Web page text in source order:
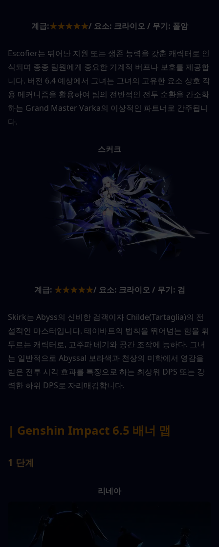
계급:★★★★★/ 요소: 크라이오 / 무기: 폴암
Escofier는 뛰어난 지원 또는 생존 능력을 갖춘 캐릭터로 인
식되며 종종 팀원에게 중요한 기계적 버프나 보호를 제공합
니다. 버전 6.4 예상에서 그녀는 그녀의 고유한 요소 상호 작
용 메커니즘을 활용하여 팀의 전반적인 전투 순환을 간소화
하는 Grand Master Varka의 이상적인 파트너로 간주됩니
다.
스커크
계급: ★★★★★/ 요소: 크라이오 / 무기: 검
Skirk는 Abyss의 신비한 검객이자 Childe(Tartaglia)의 전
설적인 마스터입니다. 테이바트의 법칙을 뛰어넘는 힘을 휘
두르는 캐릭터로, 고주파 베기와 공간 조작에 능하다. 그녀
는 일반적으로 Abyssal 보라색과 천상의 미학에서 영감을
받은 전투 시각 효과를 특징으로 하는 최상위 DPS 또는 강
력한 하위 DPS로 자리매김합니다.
| Genshin Impact 6.5 배너 맵
1 단계
리네아